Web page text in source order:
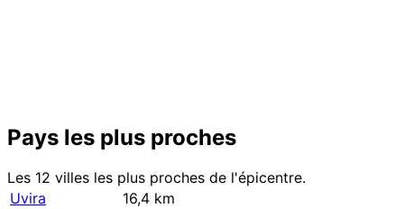
Pays les plus proches
Les 12 villes les plus proches de l'épicentre.
Uvira
16,4 km